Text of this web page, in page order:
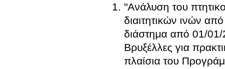
"Ανάλυση του
διαιτητικών ινών
διάστημα από 01/01/
Βρυξέλλες για
πλαίσια του